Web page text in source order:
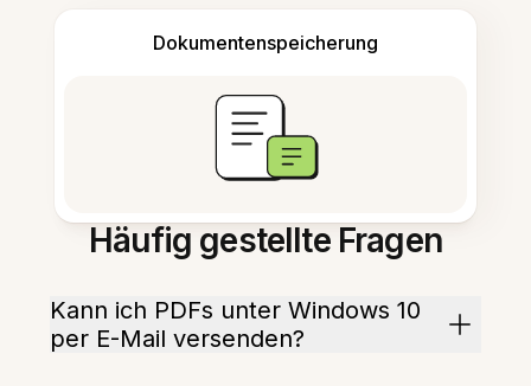
Dokumentenspeicherung
Häufig gestellte Fragen
Kann ich PDFs unter Windows 10
per E-Mail versenden?